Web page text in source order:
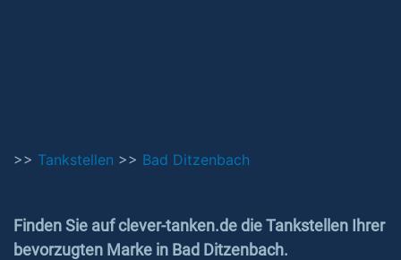
>> Tankstellen >> Bad Ditzenbach
Finden Sie auf clever-tanken.de die Tankstellen Ihrer
bevorzugten Marke in Bad Ditzenbach.